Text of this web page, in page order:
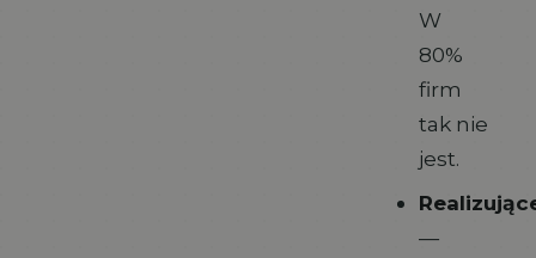
W
80%
firm
tak nie
jest.
—